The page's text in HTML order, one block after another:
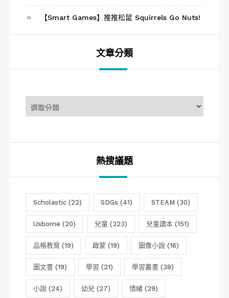
【Smart Games】推推松鼠 Squirrels Go Nuts!
文章分類
章
分
熱搜議題
Scholastic (22) SDGs (41) STEAM (30)
Usborne (20) 兒童 (323) 兒童讀本 (151)
品格教育 (19) 啟蒙 (19) 圖像小說 (16)
圖文書 (19) 學習 (21) 學習叢書 (38)
小說 (24) 幼兒 (27) 情緒 (29)